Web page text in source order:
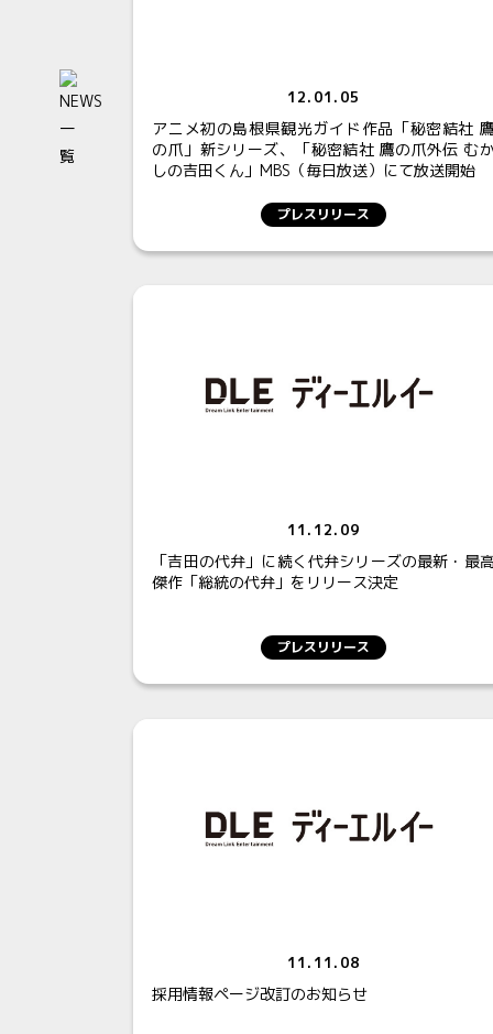
12.01.05
アニメ初の島根県観光ガイド作品「秘密結社
の爪」新シリーズ、「秘密結社 鷹の爪外伝 む
しの吉田くん」MBS（毎日放送）にて放送開始
プレスリリース
11.12.09
「吉田の代弁」に続く代弁シリーズの最新・最
傑作「総統の代弁」をリリース決定
プレスリリース
11.11.08
採用情報ページ改訂のお知らせ